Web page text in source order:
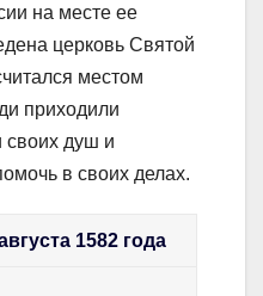
на месте ее
церковь Святой
местом
приходили
своих душ и
в своих делах.
1582 года